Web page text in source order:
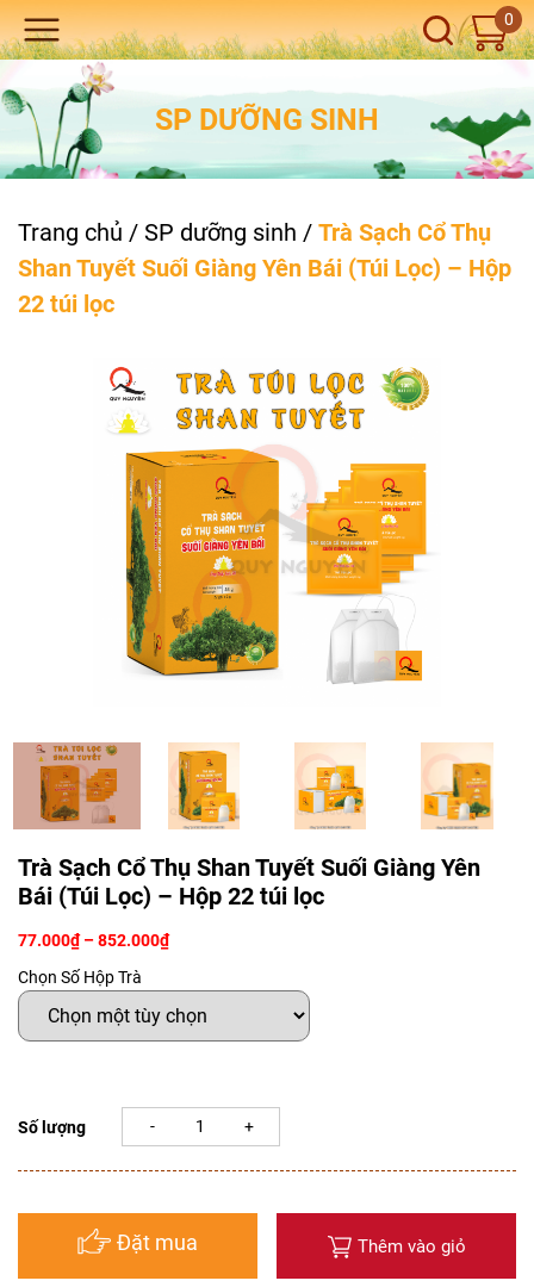
0
SP DƯỠNG SINH
Trang chủ / SP dưỡng sinh / Trà Sạch Cổ Thụ
Shan Tuyết Suối Giàng Yên Bái (Túi Lọc) – Hộp
22 túi lọc
Trà Sạch Cổ Thụ Shan Tuyết Suối Giàng Yên
Bái (Túi Lọc) – Hộp 22 túi lọc
77.000₫ –852.000₫Khoảng
từ
77.000₫
đến
Chọn Số Hộp Trà
Số lượng
Đặt mua Thêm vào giỏ